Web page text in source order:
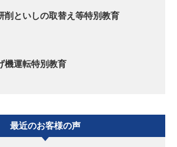
削といしの取替え等特別教育
機運転特別教育
最近のお客様の声